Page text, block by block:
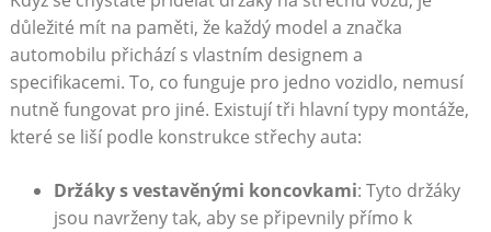
důležité mít na paměti, že každý model a značka
automobilu ⁤přichází s vlastním designem a⁣
specifikacemi. To, co funguje pro jedno vozidlo, nemusí
nutně fungovat pro jiné. ⁣Existují tři hlavní⁣ typy montáže,
které ⁤se liší podle konstrukce střechy auta:
Držáky s vestavěnými koncovkami: Tyto držáky⁤
jsou navrženy tak, aby se připevnily přímo ⁣k